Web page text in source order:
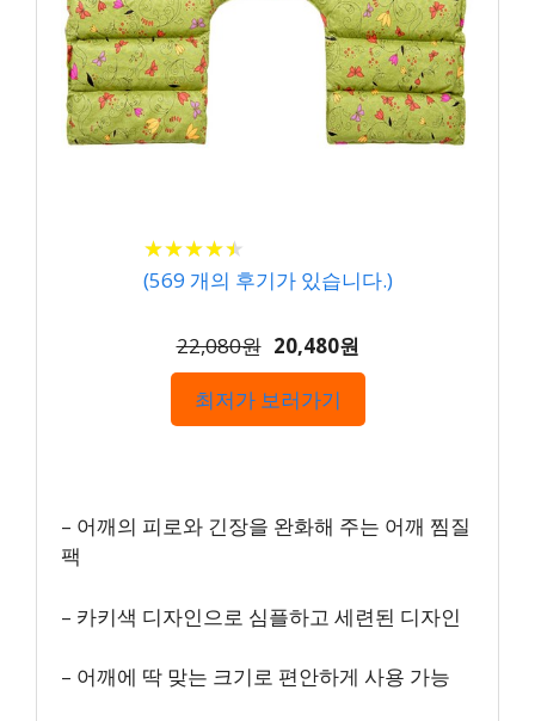
★★★★★
★★★★★
(569 개의 후기가 있습니다.)
22,080원 20,480원
최저가 보러가기
– 어깨의 피로와 긴장을 완화해 주는 어깨 찜질
팩
– 카키색 디자인으로 심플하고 세련된 디자인
– 어깨에 딱 맞는 크기로 편안하게 사용 가능